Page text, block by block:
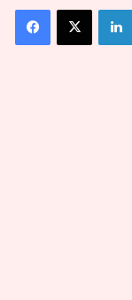
courriel
FacebookX